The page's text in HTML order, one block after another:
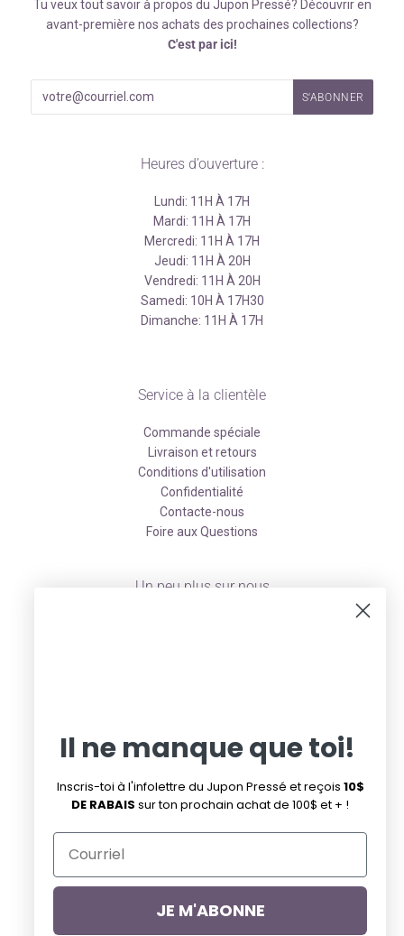
Tu veux tout savoir à propos du Jupon Pressé? Découvrir en
avant-première nos achats des prochaines collections?
C'est par ici!
Heures d’ouverture :
Lundi: 11H À 17H
Mardi: 11H À 17H
Mercredi: 11H À 17H
Jeudi: 11H À 20H
Vendredi: 11H À 20H
Samedi: 10H À 17H30
Dimanche: 11H À 17H
Service à la clientèle
Commande spéciale
Livraison et retours
Conditions d'utilisation
Confidentialité
Contacte-nous
Foire aux Questions
Un peu plus sur nous
Facebook
Pinterest
Il ne manque que toi!
Inscris-toi à l'infolettre du Jupon Pressé et reçois 10$
DE RABAIS sur ton prochain achat de 100$ et + !
JE M'ABONNE